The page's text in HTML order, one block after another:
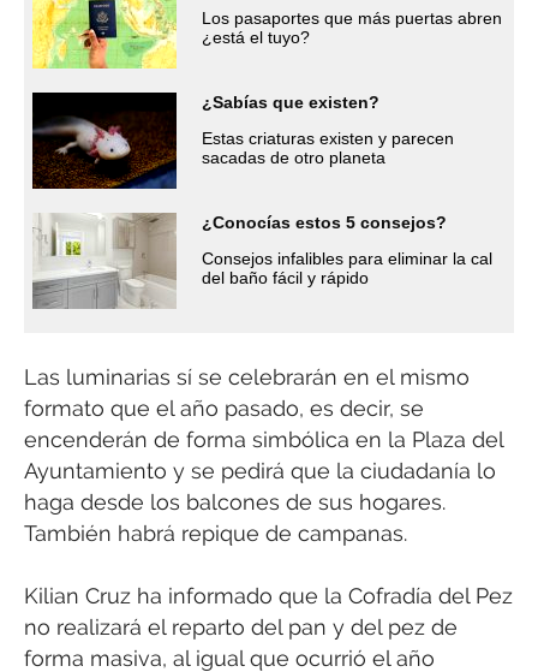
Los pasaportes que más puertas abren
¿está el tuyo?
¿Sabías que existen?
Estas criaturas existen y parecen
sacadas de otro planeta
¿Conocías estos 5 consejos?
Consejos infalibles para eliminar la cal
del baño fácil y rápido
Las luminarias sí se celebrarán en el mismo
formato que el año pasado, es decir, se
encenderán de forma simbólica en la Plaza del
Ayuntamiento y se pedirá que la ciudadanía lo
haga desde los balcones de sus hogares.
También habrá repique de campanas.
Kilian Cruz ha informado que la Cofradía del Pez
no realizará el reparto del pan y del pez de
forma masiva, al igual que ocurrió el año